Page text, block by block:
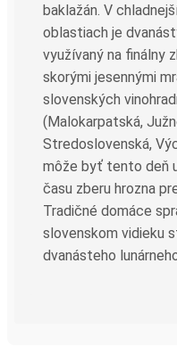
baklažán. V
oblastiach je
využívaný na finálny
skorými jesennými
slovenských
(Malokarpatská,
Stredoslovenská,
môže byť tento deň
času zberu hrozna
Tradičné domáce
slovenskom vidieku
dvanásteho